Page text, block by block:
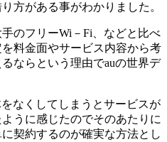
方がある事がわかりました。
のフリーWi－Fi、などと比べ
料金面やサービス内容から考
ならという理由でauの世界デ
なくしてしまうとサービスが
うに感じたのでそのあたりに
契約するのが確実な方法とし